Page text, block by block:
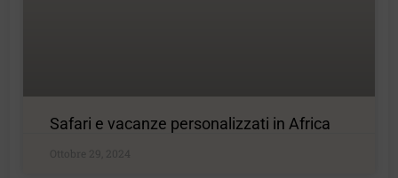
Safari e vacanze personalizzati in Africa
Ottobre 29, 2024